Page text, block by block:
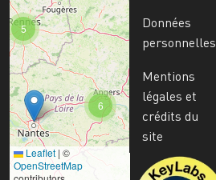
6
5
Leaflet | ©
OpenStreetMap
Données
personnelles
Mentions
légales et
crédits du
site
Image